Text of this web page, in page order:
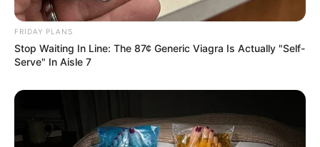
HAQQIMIZDA
ƏLAQƏ
E-mail: oxucomsayti @gmail.com
FRIDAY PLANS
Stop Waiting In Line: The 87¢ Generic Viagra Is Actually "Self-
Serve" In Aisle 7